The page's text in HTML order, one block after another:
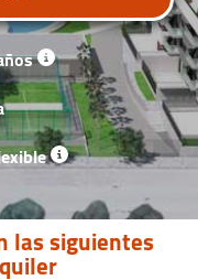
las siguientes